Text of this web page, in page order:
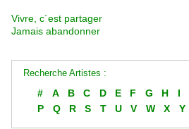
Vivre, c´est partager
Jamais abandonner
Recherche Artistes :
# A B C D E F G H I
P
Q R S T U V W X Y